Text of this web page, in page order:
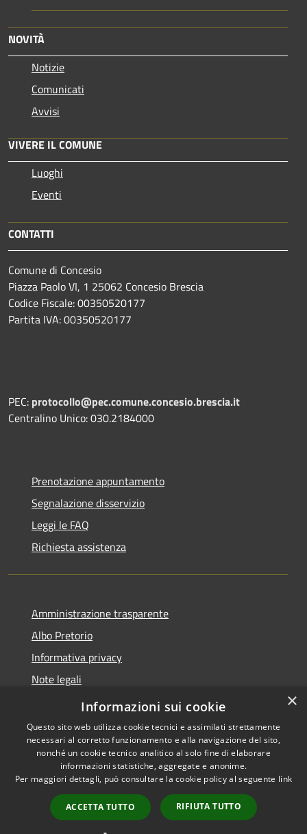
NOVITÀ
Notizie
Comunicati
Avvisi
VIVERE IL COMUNE
Luoghi
Eventi
CONTATTI
Comune di Concesio
Piazza Paolo VI, 1 25062 Concesio Brescia
Codice Fiscale: 00350520177
Partita IVA: 00350520177
PEC: protocollo@pec.comune.concesio.brescia.it
Centralino Unico: 030.2184000
Prenotazione appuntamento
Segnalazione disservizio
Leggi le FAQ
Richiesta assistenza
Amministrazione trasparente
Albo Pretorio
Informativa privacy
Note legali
Dichiarazione di accessibilità
Accessibilità
Copyright © 2021 •
Comune di Concesio •
Powered byMunicipium
Accesso redazione
×
Informazioni sui cookie
Questo sito web utilizza cookie tecnici e assimilati strettamente
necessari al corretto funzionamento e alla navigazione del sito,
nonché un cookie tecnico analitico al solo fine di elaborare
informazioni statistiche, aggregate e anonime.
Per maggiori dettagli, può consultare la cookie policy al seguente link
ACCETTA TUTTO RIFIUTA TUTTO